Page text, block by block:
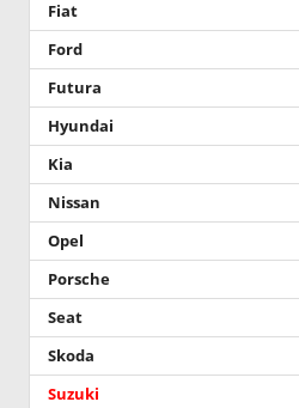
Fiat
Ford
Futura
Hyundai
Kia
Nissan
Opel
Porsche
Seat
Skoda
Suzuki